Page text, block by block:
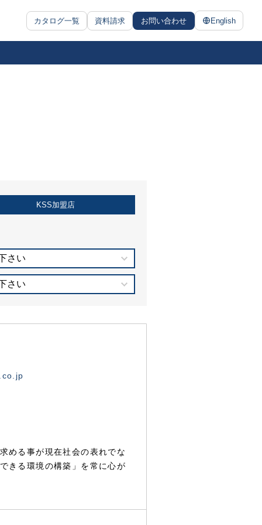
カタログ一覧 資料請求 お問い合わせ English
KSS加盟店
さい
さい
める事が現在社会の表れでな
きる環境の構築」を常に心が